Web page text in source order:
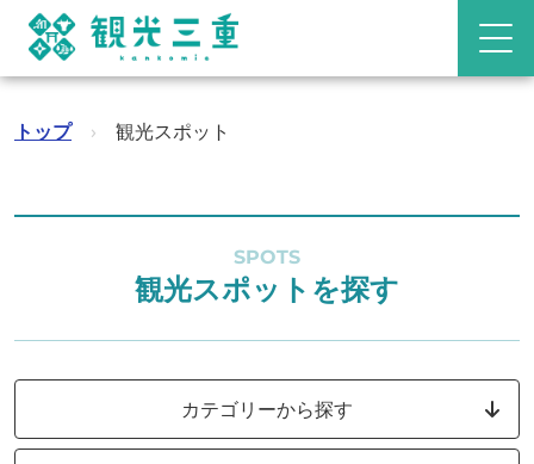
トップ › 観光スポット
SPOTS
観光スポットを探す
カテゴリーから探す